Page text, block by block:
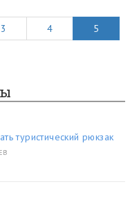
3 4
5
туристический рюкзак